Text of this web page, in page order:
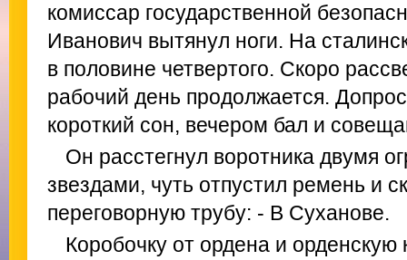
комиссар государственной
Иванович вытянул ноги. На
в половине четвертого. Скоро
рабочий день продолжается.
короткий сон, вечером бал и
Он расстегнул воротника двумя
звездами, чуть отпустил ремень и
переговорную трубу: - В Суханове.
Коробочку от ордена и орденскую